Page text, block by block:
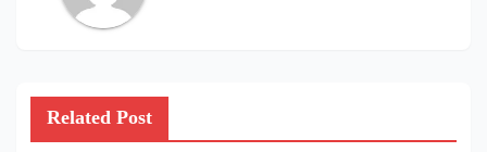
Related Post